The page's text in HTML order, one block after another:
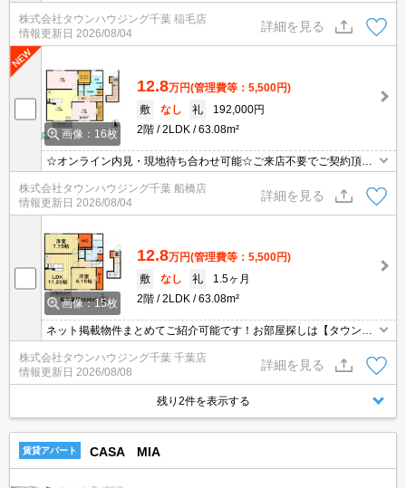
事も可能です！お部屋探しは【タウンハウジング千葉店】にお任せ
ください！
株式会社タウンハウジング千葉 稲毛店
情報更新日 2026/08/04
詳細を見る
画像：16枚
12.8万円(管理費等：5,500円)
敷
なし 礼
192,000円
2階
2LDK 63.08m²
☆オンライン内見・現地待ち合わせ可能☆ご来店不要でご契約頂く
事も可能です！お部屋探しは【タウンハウジング千葉店】にお任せ
ください！
株式会社タウンハウジング千葉 船橋店
情報更新日 2026/08/04
詳細を見る
画像：15枚
12.8万円(管理費等：5,500円)
敷
なし 礼
1.5ヶ月
2階
2LDK 63.08m²
ネット掲載物件まとめてご紹介可能です！お部屋探しは【タウンハ
ウジング】にお任せください！※オンライン内見・現地待ち合わせ
は事前にご相談ください。
株式会社タウンハウジング千葉 千葉店
情報更新日 2026/08/08
詳細を見る
残り2件を表示する
賃貸アパート CASA MIA